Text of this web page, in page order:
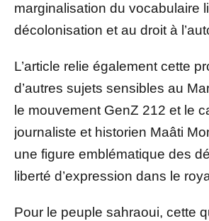
marginalisation du vocabulaire
décolonisation et au droit à
L’article relie également cette
d’autres sujets sensibles au
le mouvement GenZ 212 et le
journaliste et historien Maâti
une figure emblématique des
liberté d’expression dans le
Pour le peuple sahraoui, cette